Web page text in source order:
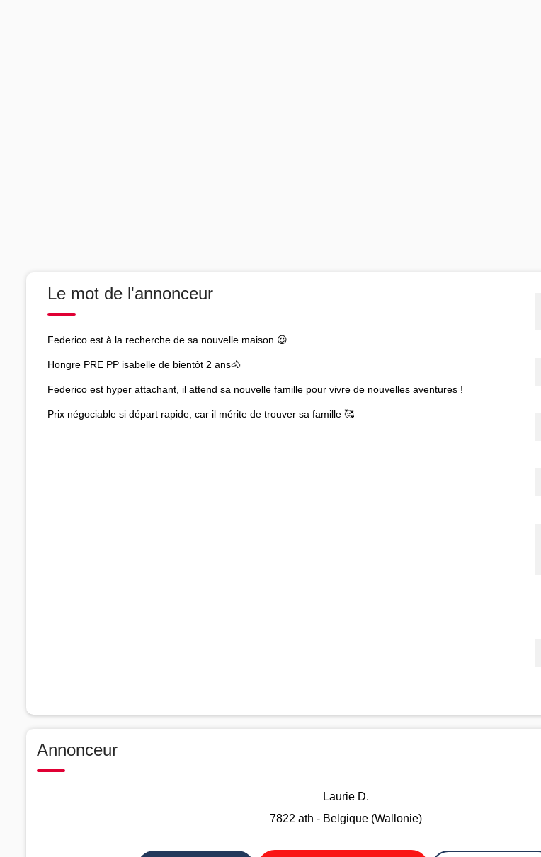
Le mot de l'annonceur
Federico est à la recherche de sa nouvelle maison 😍
Hongre PRE PP isabelle de bientôt 2 ans🐴
Federico est hyper attachant, il attend sa nouvelle famille pour vivre de nouvelles aventures !
Prix négociable si départ rapide, car il mérite de trouver sa famille 🥰
Annonceur
Laurie D.
7822 ath - Belgique (Wallonie)